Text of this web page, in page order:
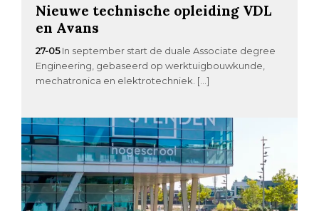
Nieuwe technische opleiding VDL
en Avans
27-05 In september start de duale Associate degree
Engineering, gebaseerd op werktuigbouwkunde,
mechatronica en elektrotechniek. […]